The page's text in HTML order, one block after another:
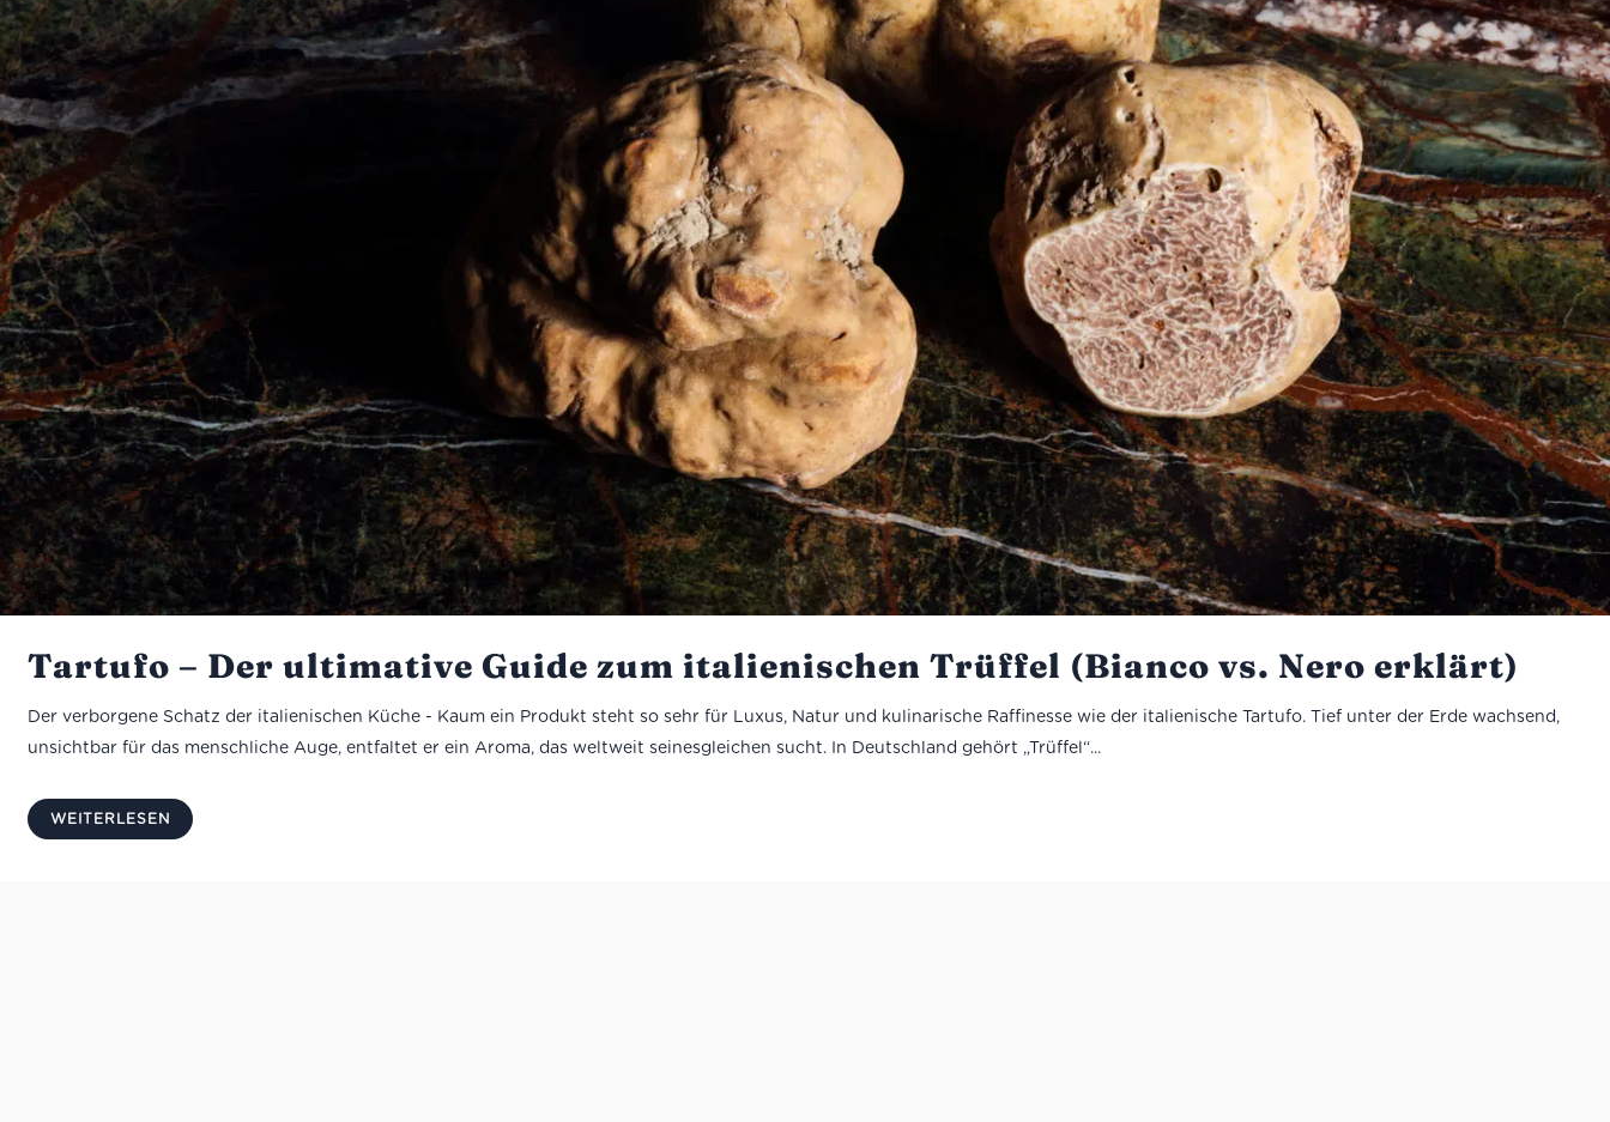
Tartufo – Der ultimative Guide zum italienischen Trüffel (Bianco vs. Nero erklärt)
Der verborgene Schatz der italienischen Küche - Kaum ein Produkt steht so sehr für Luxus, Natur und kulinarische Raffinesse wie der italienische Tartufo. Tief unter der Erde wachsend,
unsichtbar für das menschliche Auge, entfaltet er ein Aroma, das weltweit seinesgleichen sucht. In Deutschland gehört „Trüffel“...
WEITERLESEN